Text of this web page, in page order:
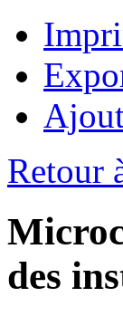
Retour
des